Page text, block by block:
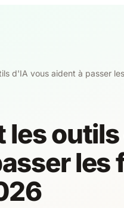
d'IA vous aident à passer
les
les